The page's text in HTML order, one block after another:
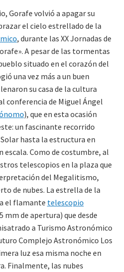
Gorafe volvió a apagar su
el cielo estrellado de la
, durante las XX Jornadas de
A pesar de las tormentas
situado en el corazón del
una vez más a un buen
su casa de la cultura
conferencia de Miguel Ángel
), que en esta ocasión
un fascinante recorrido
hasta la estructura en
escala. Como de costumbre, al
telescopios en la plaza que
del Megalitismo,
de nubes. La estrella de la
el flamante telescopio
mm de apertura) que desde
a Turismo Astronómico
Complejo Astronómico Los
luz esa misma noche en
Finalmente, las nubes